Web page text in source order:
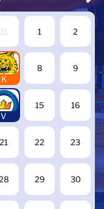
31 1 2
7
K
8 9
14
V
15 16
21 22 23
29 30